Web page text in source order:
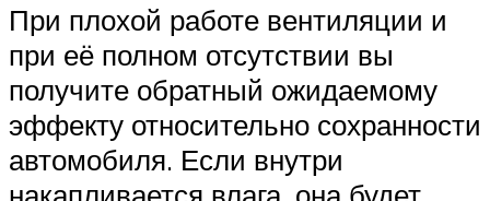
При плохой работе вентиляции и
при её полном отсутствии вы
получите обратный ожидаемому
эффекту относительно сохранности
автомобиля. Если внутри